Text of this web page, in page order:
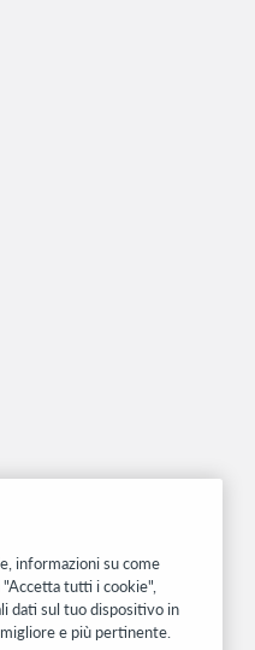
ricerche, eventi e molto
informazioni su come
tutti i cookie",
dati sul tuo dispositivo in
e più pertinente.